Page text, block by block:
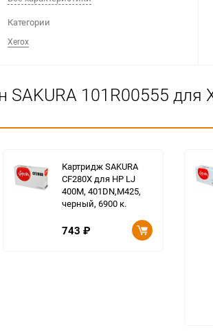
Категории
Xerox
101R00555 для
Картридж SAKURA
CF280X для HP LJ
400M, 401DN,M425,
черный, 6900 к.
743 ₽